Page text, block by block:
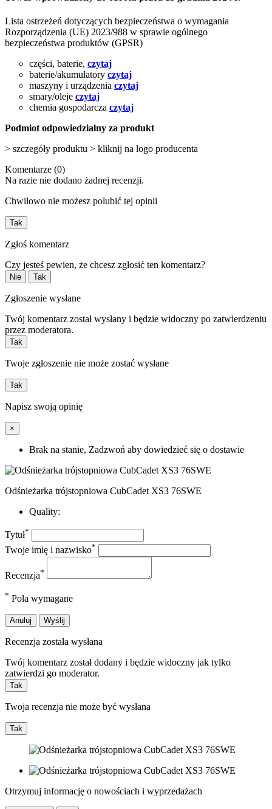
Lista ostrzeżeń dotyczących bezpieczeństwa o wymagania
Rozporządzenia (UE) 2023/988 w sprawie ogólnego
bezpieczeństwa produktów (GPSR)
części, baterie, czytaj
baterie/akumulatory czytaj
maszyny i urządzenia czytaj
smary/oleje czytaj
chemia gospodarcza czytaj
Podmiot odpowiedzialny za produkt
> szczegóły produktu > kliknij na logo producenta
Komentarze (0)
Na razie nie dodano żadnej recenzji.
Chwilowo nie możesz polubić tej opinii
Tak
Zgłoś komentarz
Czy jesteś pewien, że chcesz zgłosić ten komentarz?
Nie Tak
Zgłoszenie wysłane
Twój komentarz został wysłany i będzie widoczny po zatwierdzeniu
przez moderatora.
Tak
Twoje zgłoszenie nie może zostać wysłane
Tak
Napisz swoją opinię
×
Brak na stanie, Zadzwoń aby dowiedzieć się o dostawie
Odśnieżarka trójstopniowa CubCadet XS3 76SWE
Quality:
Tytuł*
Twoje imię i nazwisko*
Recenzja*
* Pola wymagane
Anuluj Wyślij
Recenzja została wysłana
Twój komentarz został dodany i będzie widoczny jak tylko
zatwierdzi go moderator.
Tak
Twoja recenzja nie może być wysłana
Tak
Otrzymuj informację o nowościach i wyprzedażach